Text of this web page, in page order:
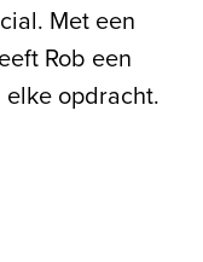
Met een
Rob een
opdracht.